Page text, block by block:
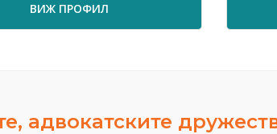
адвокатските